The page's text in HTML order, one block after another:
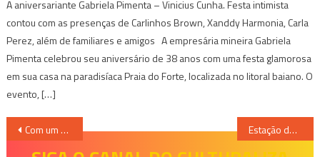
A aniversariante Gabriela Pimenta – Vinicius Cunha. Festa intimista
contou com as presenças de Carlinhos Brown, Xanddy Harmonia, Carla
Perez, além de familiares e amigos A empresária mineira Gabriela
Pimenta celebrou seu aniversário de 38 anos com uma festa glamorosa
em sua casa na paradisíaca Praia do Forte, localizada no litoral baiano. O
evento, […]
Navegação
Com um setor já esgotado, vendas de ingressos para Matuê em Belo Horizonte estão liberadas Estação de Cultura leva arte e cidadania às periferias de BH com espetáculo protagonizado por jovens artistas